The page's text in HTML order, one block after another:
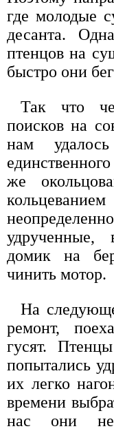
где молодые
десанта.
птенцов на
быстро они
Так что
поисков на
нам
же
удрученные,
домик на
чинить мотор.
На
ремонт,
гусят.
попытались
их легко
времени
нас они